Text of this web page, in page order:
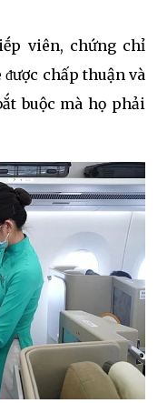
viên, chứng chỉ
ᵭược chấp thuận và
buộc mà họ phải